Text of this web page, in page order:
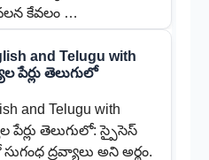
కేవలం …
and Telugu with
పేర్లు తెలుగులో
and Telugu with
పేర్లు తెలుగులో: స్పైసెస్
ద్రవ్యాలు అని అర్థం.